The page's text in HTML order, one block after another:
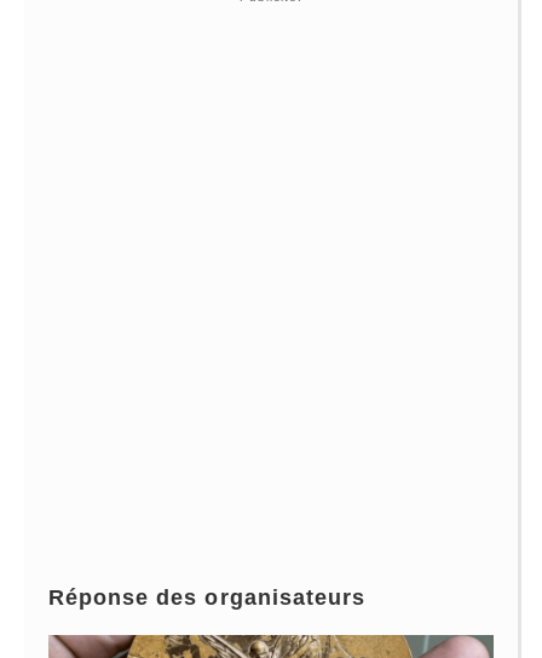
Réponse des organisateurs